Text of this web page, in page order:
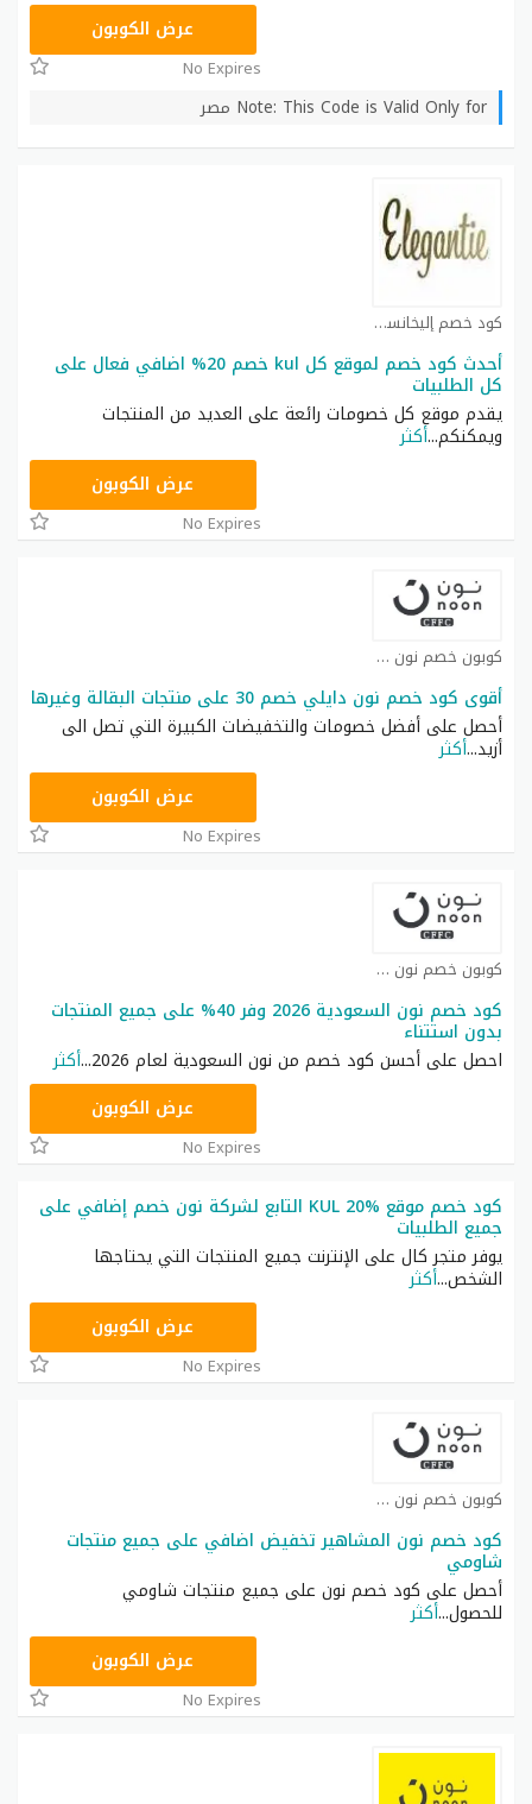
AB473عرض الكوبون
No Expires
Note: This Code is Valid Only for مصر
كود خصم إليخانسي كوبون
أحدث كود خصم لموقع كل kul خصم 20% اضافي فعال على
كل الطلبيات
يقدم موقع كل خصومات رائعة على العديد من المنتجات
ويمكنكم...أكثر
عرض الكوبون
No Expires
كوبون خصم نون كوبون
أقوى كود خصم نون دايلي خصم 30 على منتجات البقالة وغيرها
أحصل على أفضل خصومات والتخفيضات الكبيرة التي تصل الى
أزيد...أكثر
عرض الكوبون
No Expires
كوبون خصم نون كوبون
كود خصم نون السعودية 2026 وفر 40% على جميع المنتجات
بدون استتناء
احصل على أحسن كود خصم من نون السعودية لعام 2026
...أكثر
RRF24عرض الكوبون
No Expires
كود خصم موقع KUL 20% التابع لشركة نون خصم إضافي على
جميع الطلبيات
يوفر متجر كال على الإنترنت جميع المنتجات التي يحتاجها
الشخص...أكثر
عرض الكوبون
No Expires
كوبون خصم نون كوبون
كود خصم نون المشاهير تخفيض اضافي على جميع منتجات
شاومي
أحصل على كود خصم نون على جميع منتجات شاومي
للحصول...أكثر
RRF24عرض الكوبون
No Expires